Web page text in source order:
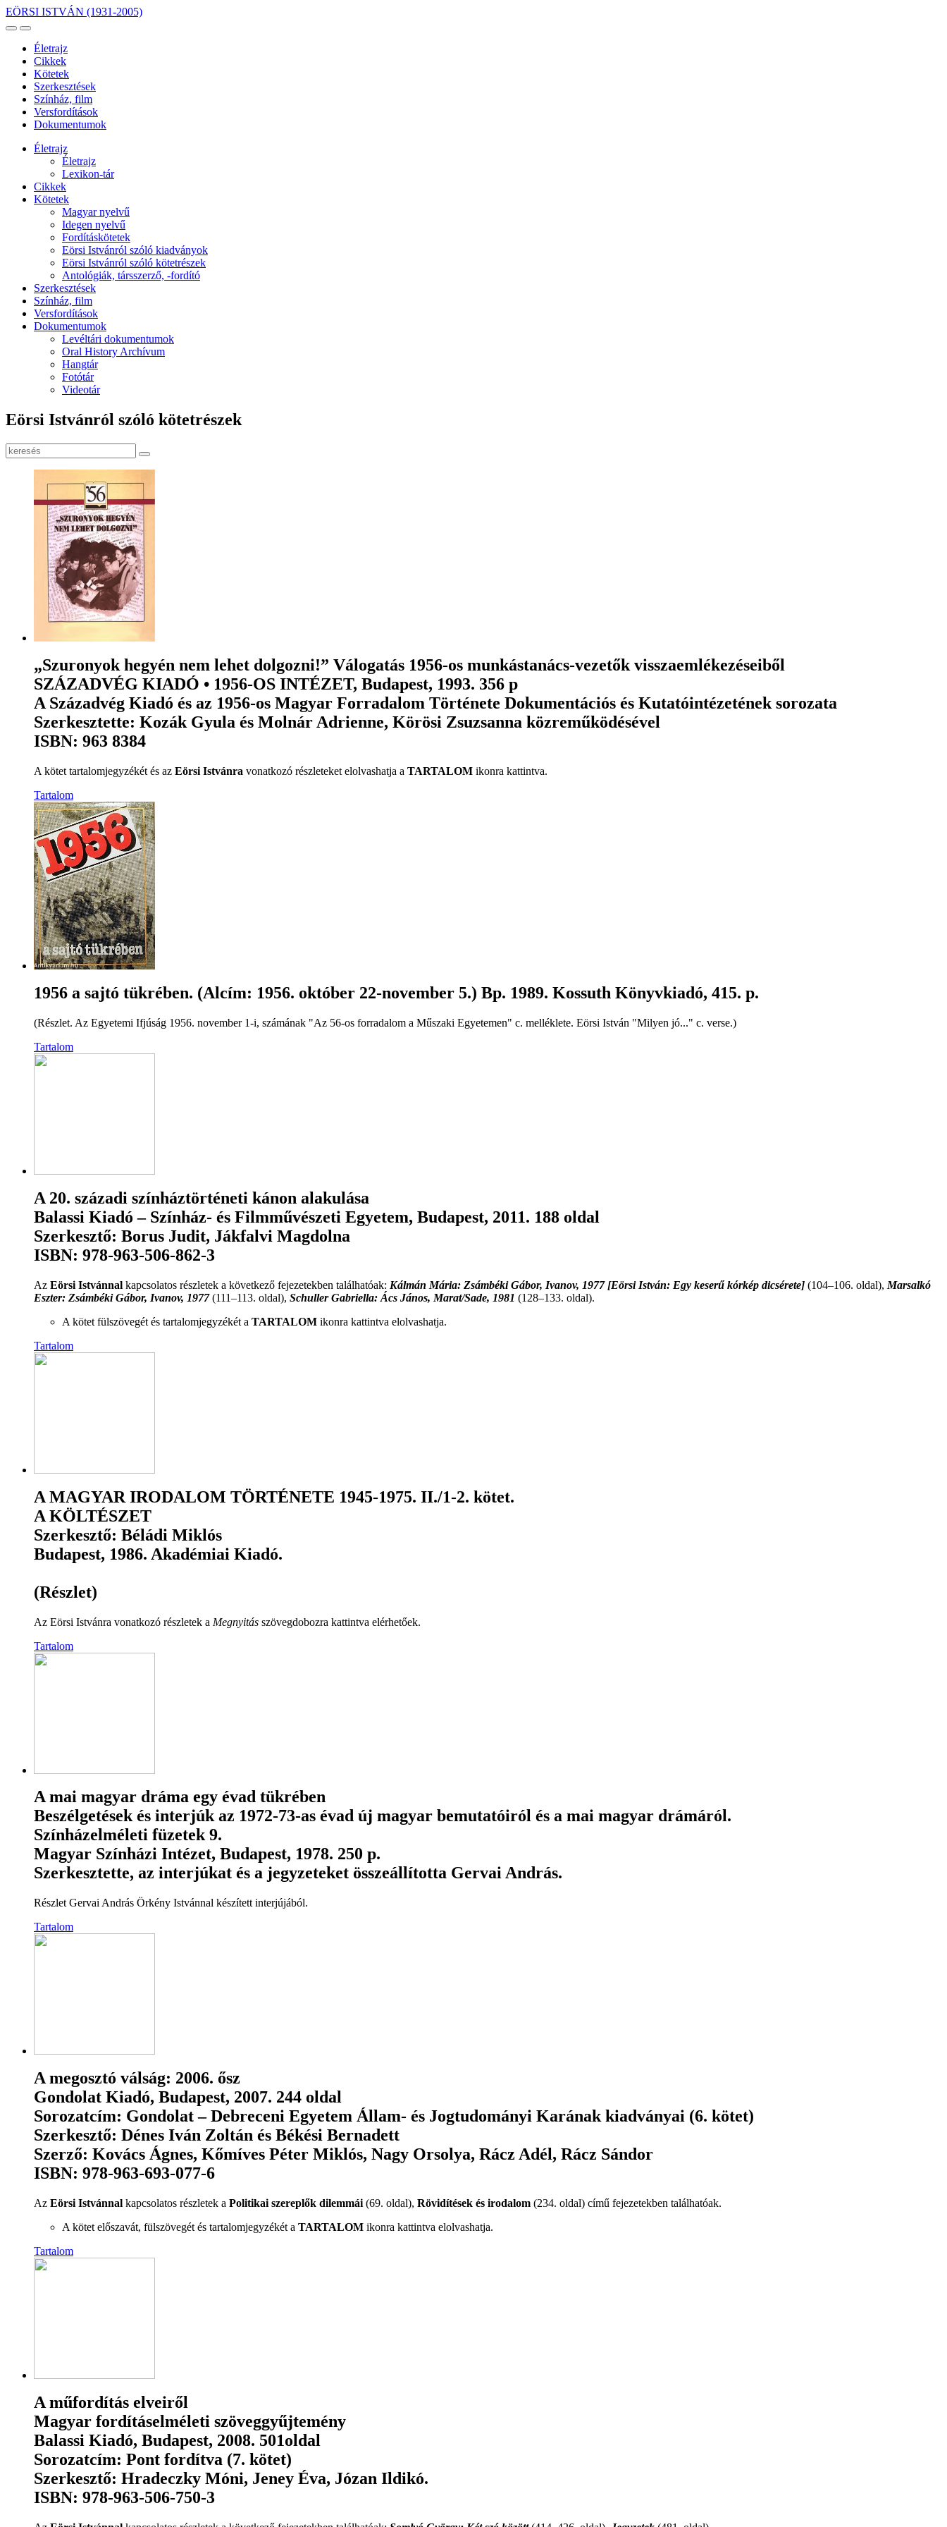
EÖRSI ISTVÁN (1931-2005)
Életrajz
Cikkek
Kötetek
Szerkesztések
Színház, film
Versfordítások
Dokumentumok
Életrajz
Életrajz
Lexikon-tár
Cikkek
Kötetek
Magyar nyelvű
Idegen nyelvű
Fordításkötetek
Eörsi Istvánról szóló kiadványok
Eörsi Istvánról szóló kötetrészek
Antológiák, társszerző, -fordító
Szerkesztések
Színház, film
Versfordítások
Dokumentumok
Levéltári dokumentumok
Oral History Archívum
Hangtár
Fotótár
Videotár
Eörsi Istvánról szóló kötetrészek
„Szuronyok hegyén nem lehet dolgozni!” Válogatás 1956-os munkástanács-vezetők visszaemlékezéseiből
SZÁZADVÉG KIADÓ • 1956-OS INTÉZET, Budapest, 1993. 356 p
A Századvég Kiadó és az 1956-os Magyar Forradalom Története Dokumentációs és Kutatóintézetének sorozata
Szerkesztette: Kozák Gyula és Molnár Adrienne, Körösi Zsuzsanna közreműködésével
ISBN: 963 8384
A kötet tartalomjegyzékét és az Eörsi Istvánra vonatkozó részleteket elolvashatja a TARTALOM ikonra kattintva.
Tartalom
1956 a sajtó tükrében. (Alcím: 1956. október 22-november 5.) Bp. 1989. Kossuth Könyvkiadó, 415. p.
(Részlet. Az Egyetemi Ifjúság 1956. november 1-i, számának "Az 56-os forradalom a Műszaki Egyetemen" c. melléklete. Eörsi István "Milyen jó..." c. verse.)
Tartalom
A 20. századi színháztörténeti kánon alakulása
Balassi Kiadó – Színház- és Filmművészeti Egyetem, Budapest, 2011. 188 oldal
Szerkesztő: Borus Judit, Jákfalvi Magdolna
ISBN: 978-963-506-862-3
Az Eörsi Istvánnal kapcsolatos részletek a következő fejezetekben találhatóak: Kálmán Mária: Zsámbéki Gábor, Ivanov, 1977 [Eörsi István: Egy keserű kórkép dicsérete] (104–106. oldal), Marsalkó
Eszter: Zsámbéki Gábor, Ivanov, 1977(111–113. oldal), Schuller Gabriella: Ács János, Marat/Sade, 1981 (128–133. oldal).
A kötet fülszövegét és tartalomjegyzékét a TARTALOM ikonra kattintva elolvashatja.
Tartalom
A MAGYAR IRODALOM TÖRTÉNETE 1945-1975. II./1-2. kötet.
A KÖLTÉSZET
Szerkesztő: Béládi Miklós
Budapest, 1986. Akadémiai Kiadó.
(Részlet)
Az Eörsi Istvánra vonatkozó részletek a Megnyitás szövegdobozra kattintva elérhetőek.
Tartalom
A mai magyar dráma egy évad tükrében
Beszélgetések és interjúk az 1972-73-as évad új magyar bemutatóiról és a mai magyar drámáról.
Színházelméleti füzetek 9.
Magyar Színházi Intézet, Budapest, 1978. 250 p.
Szerkesztette, az interjúkat és a jegyzeteket összeállította Gervai András.
Részlet Gervai András Örkény Istvánnal készített interjújából.
Tartalom
A megosztó válság: 2006. ősz
Gondolat Kiadó, Budapest, 2007. 244 oldal
Sorozatcím: Gondolat – Debreceni Egyetem Állam- és Jogtudományi Karának kiadványai (6. kötet)
Szerkesztő: Dénes Iván Zoltán és Békési Bernadett
Szerző: Kovács Ágnes, Kőmíves Péter Miklós, Nagy Orsolya, Rácz Adél, Rácz Sándor
ISBN: 978-963-693-077-6
Az Eörsi Istvánnal kapcsolatos részletek a Politikai szereplők dilemmái (69. oldal), Rövidítések és irodalom (234. oldal) című fejezetekben találhatóak.
A kötet előszavát, fülszövegét és tartalomjegyzékét a TARTALOM ikonra kattintva elolvashatja.
Tartalom
A műfordítás elveiről
Magyar fordításelméleti szöveggyűjtemény
Balassi Kiadó, Budapest, 2008. 501oldal
Sorozatcím: Pont fordítva (7. kötet)
Szerkesztő: Hradeczky Móni, Jeney Éva, Józan Ildikó.
ISBN: 978-963-506-750-3